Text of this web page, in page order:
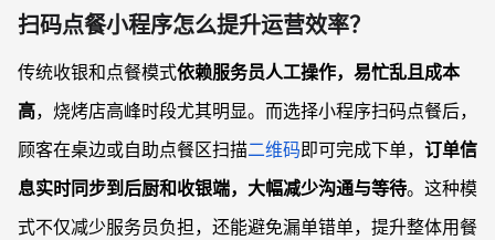
扫码点餐小程序怎么提升运营效率？
传统收银和点餐模式依赖服务员人工操作，易忙乱且成本
高，烧烤店高峰时段尤其明显。而选择小程序扫码点餐后，
顾客在桌边或自助点餐区扫描二维码即可完成下单， 订单信
息实时同步到后厨和收银端，大幅减少沟通与等待。这种模
式不仅减少服务员负担，还能避免漏单错单，提升整体用餐